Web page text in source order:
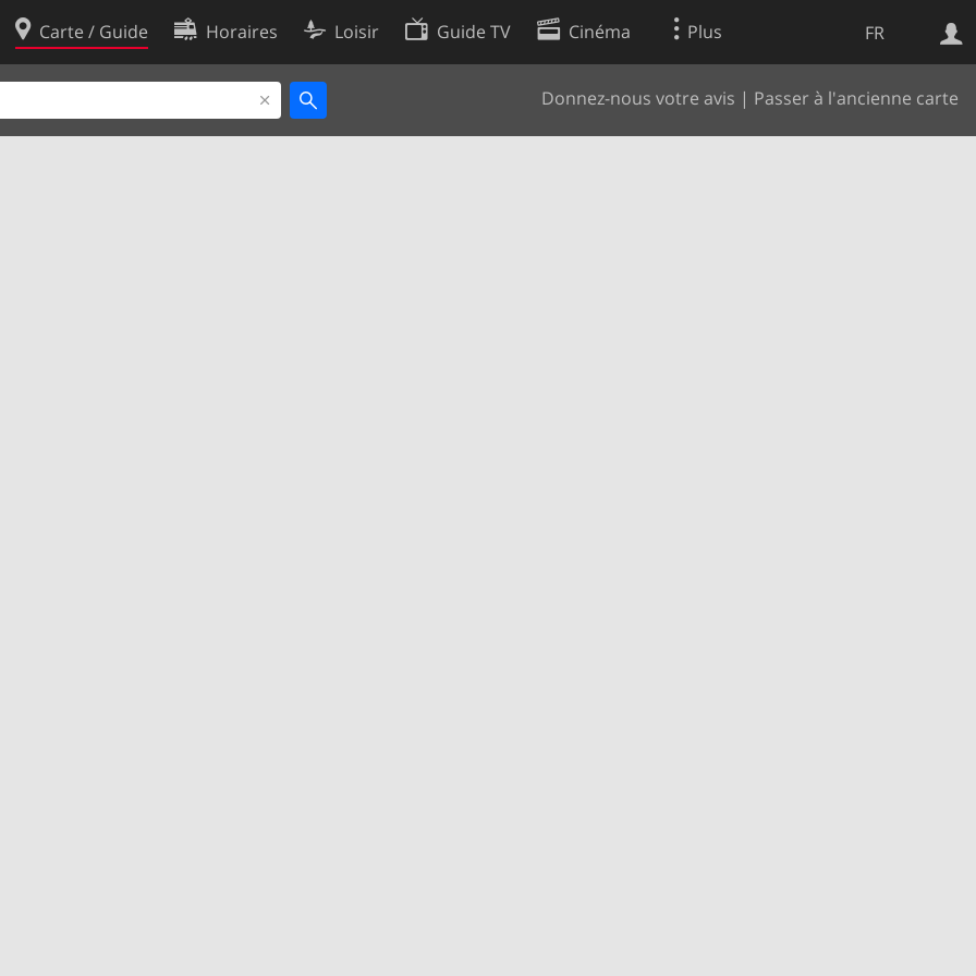
FR
Carte / Guide Horaires Loisir Guide TV Cinéma Plus
Donnez-nous votre avis | Passer à l'ancienne carte
Web
Politique en matière de cookies
Préférences de cookies